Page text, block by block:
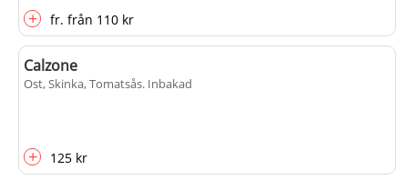
+ fr. från 110 kr
Calzone
Ost, Skinka, Tomatsås. Inbakad
+ 125 kr